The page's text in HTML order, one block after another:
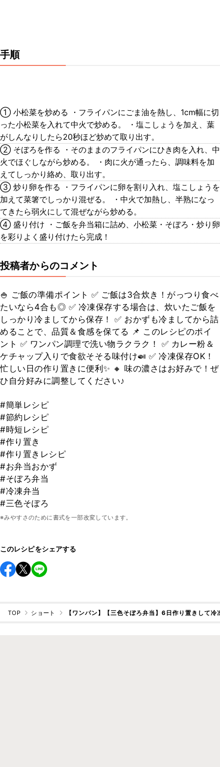
手順
① 小松菜を炒める ・フライパンにごま油を熱し、1cm幅に切
った小松菜を入れて中火で炒める。 ・塩こしょうを加え、葉
がしんなりしたら20秒ほど炒めて取り出す。
② そぼろを作る ・そのままのフライパンにひき肉を入れ、中
火でほぐしながら炒める。 ・肉に火が通ったら、調味料を加
えてしっかり絡め、取り出す。
③ 炒り卵を作る ・フライパンに卵を割り入れ、塩こしょうを
加えて菜箸でしっかり混ぜる。 ・中火で加熱し、半熟になっ
てきたら弱火にして混ぜながら炒める。
④ 盛り付け ・ご飯を弁当箱に詰め、小松菜・そぼろ・炒り卵
を彩りよく盛り付けたら完成！
投稿者からのコメント
🍚 ご飯の準備ポイント ✅ ご飯は3合炊き！がっつり食べ
たいなら4合も◎ ✅ 冷凍保存する場合は、炊いたご飯を
しっかり冷ましてから保存！ ✅ おかずも冷ましてから詰
めることで、品質＆食感を保てる 📌 このレシピのポイ
ント ✅ ワンパン調理で洗い物ラクラク！ ✅ カレー粉＆
ケチャップ入りで食欲そそる味付け🍛 ✅ 冷凍保存OK！
忙しい日の作り置きに便利✨ 🔸 味の濃さはお好みで！ぜ
ひ自分好みに調整してください♪
#簡単レシピ
#節約レシピ
#時短レシピ
#作り置き
#作り置きレシピ
#お弁当おかず
#そぼろ弁当
#冷凍弁当
#三色そぼろ
※みやすさのために書式を一部改変しています。
このレシピをシェアする
TOP ショート 【ワンパン】【三色そぼろ弁当】6日作り置きして冷